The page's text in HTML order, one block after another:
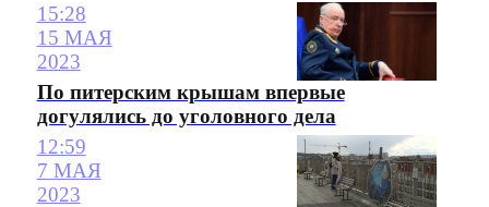
15:28
15 МАЯ
2023
По питерским крышам впервые
догулялись до уголовного дела
12:59
7 МАЯ
2023